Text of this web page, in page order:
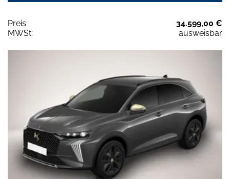
Preis:
34.599,00 €
MWSt:
ausweisbar